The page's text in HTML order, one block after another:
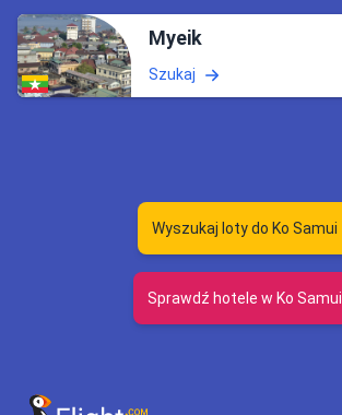
Myeik
Szukaj
Wyszukaj loty do Ko Samui
Sprawdź hotele w Ko Samui